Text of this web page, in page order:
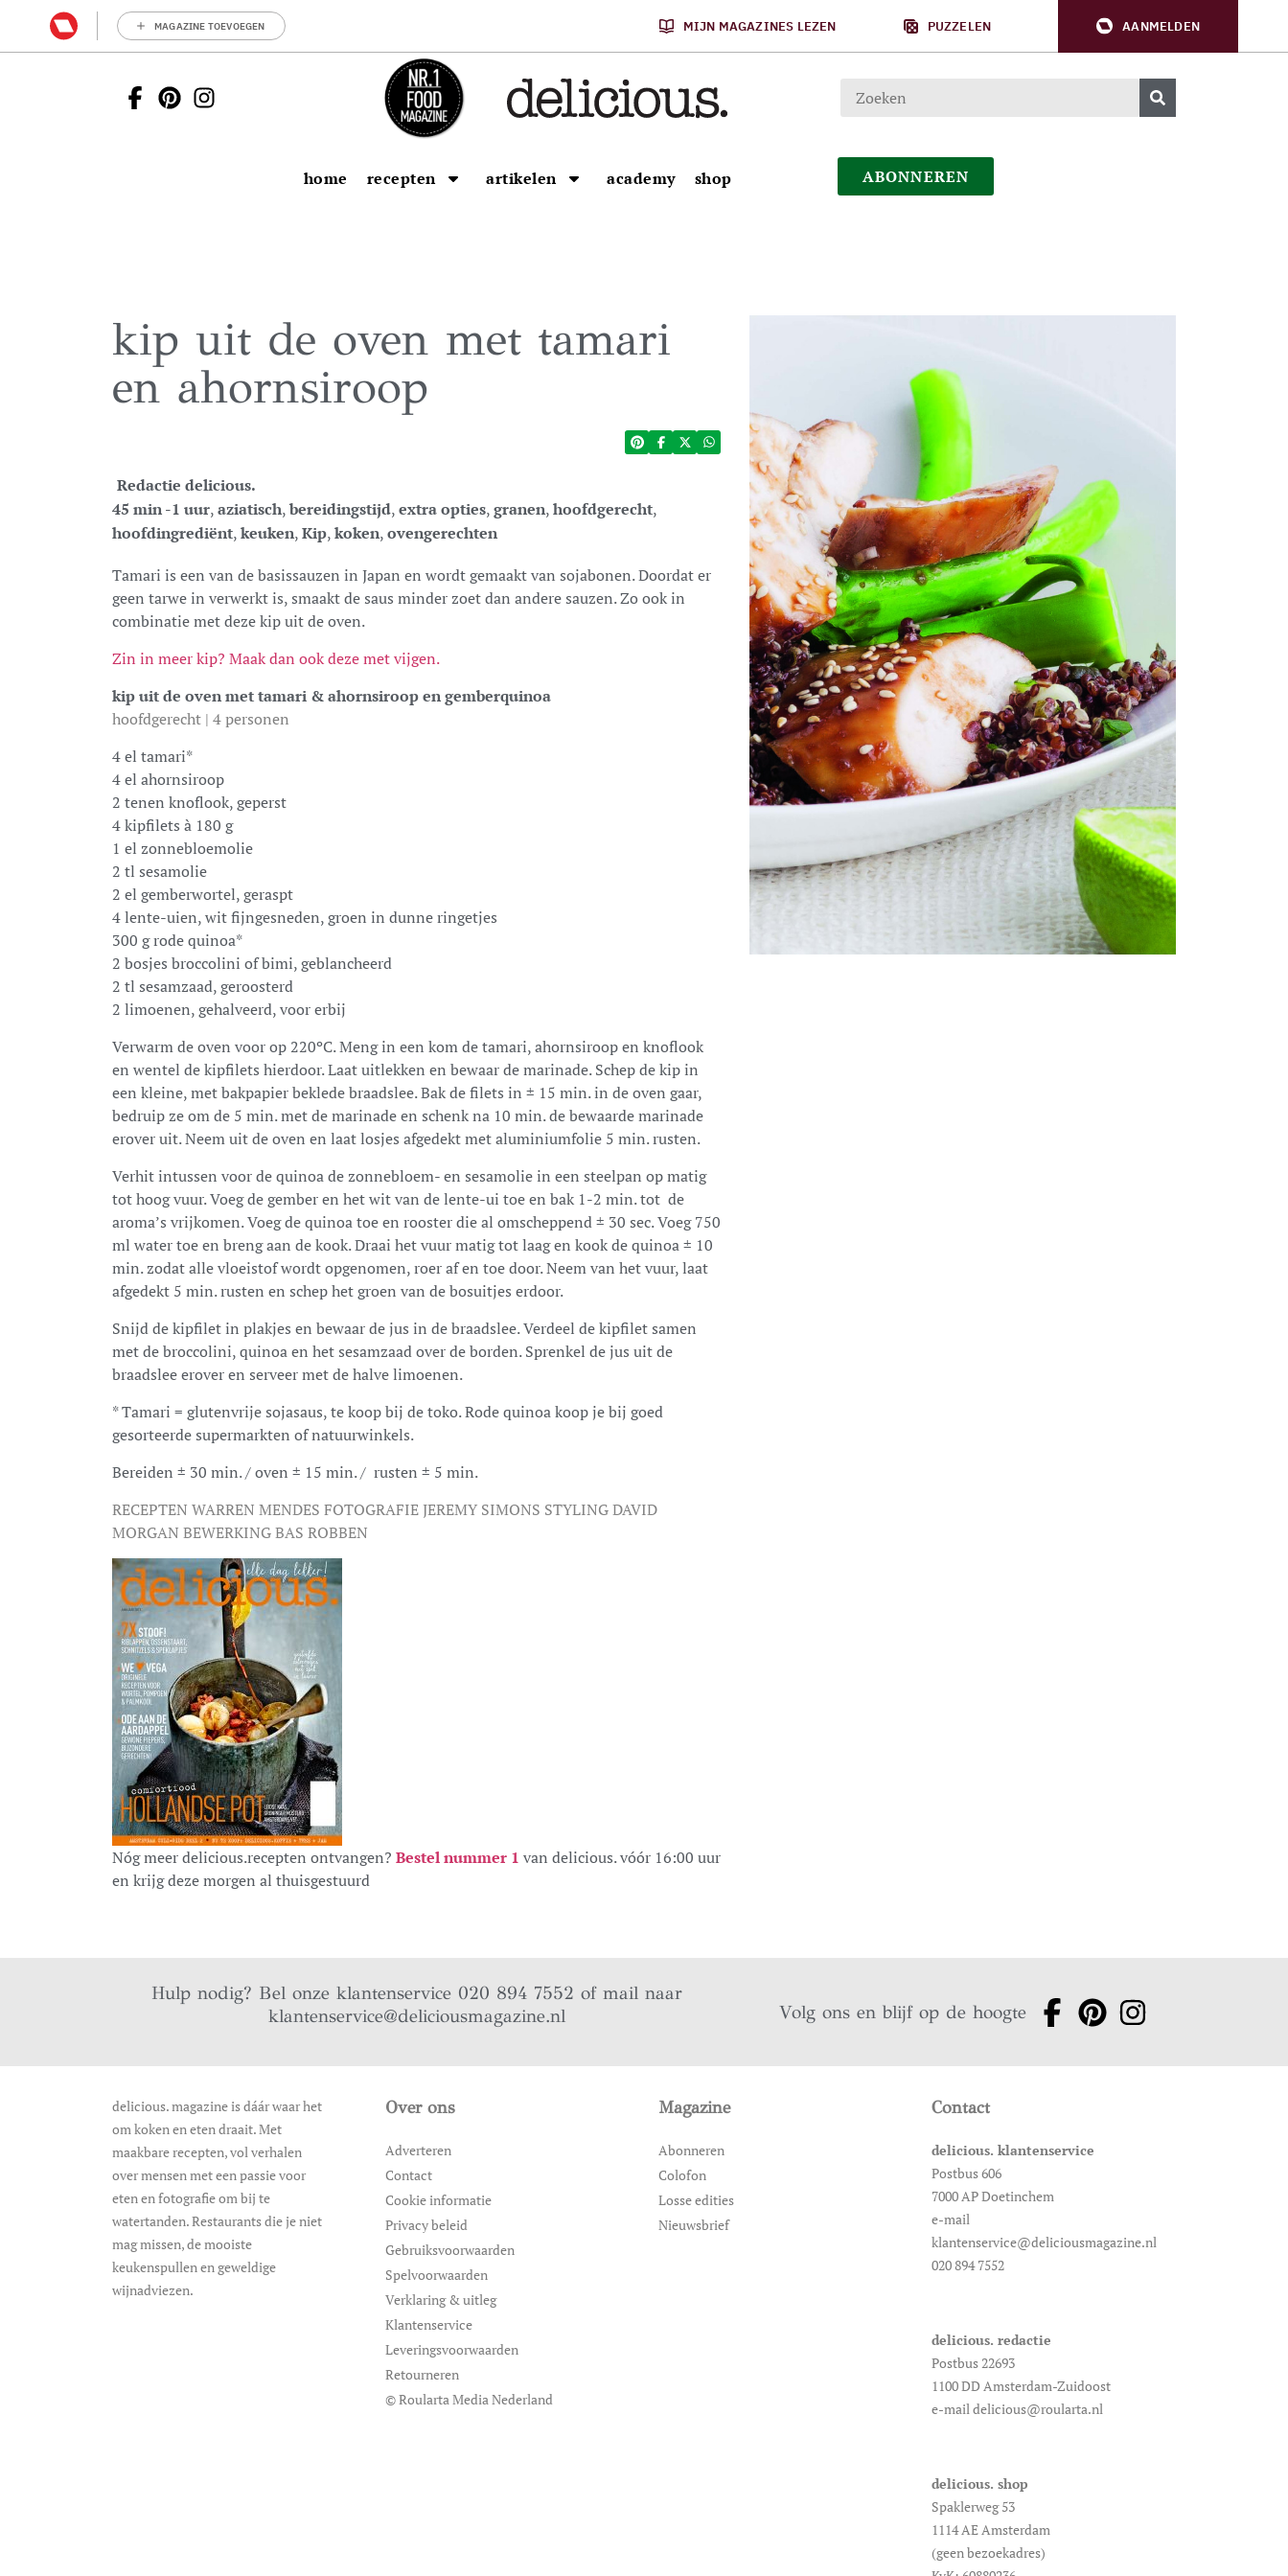
MAGAZINE TOEVOEGEN MIJN MAGAZINES LEZEN PUZZELEN AANMELDEN
home recepten artikelen academy shop ABONNEREN
kip uit de oven met tamari
en ahornsiroop
Redactie delicious.
45 min -1 uur,aziatisch,bereidingstijd,extra opties,granen,hoofdgerecht,
hoofdingrediënt,keuken,Kip,koken,ovengerechten
Tamari is een van de basissauzen in Japan en wordt gemaakt van sojabonen. Doordat er
geen tarwe in verwerkt is, smaakt de saus minder zoet dan andere sauzen. Zo ook in
combinatie met deze kip uit de oven.
Zin in meer kip? Maak dan ook deze met vijgen.
kip uit de oven met tamari & ahornsiroop en gemberquinoa
hoofdgerecht | 4 personen
4 el tamari*
4 el ahornsiroop
2 tenen knoflook, geperst
4 kipfilets à 180 g
1 el zonnebloemolie
2 tl sesamolie
2 el gemberwortel, geraspt
4 lente-uien, wit fijngesneden, groen in dunne ringetjes
300 g rode quinoa*
2 bosjes broccolini of bimi, geblancheerd
2 tl sesamzaad, geroosterd
2 limoenen, gehalveerd, voor erbij
Verwarm de oven voor op 220ºC. Meng in een kom de tamari, ahornsiroop en knoflook
en wentel de kipfilets hierdoor. Laat uitlekken en bewaar de marinade. Schep de kip in
een kleine, met bakpapier beklede braadslee. Bak de filets in ± 15 min. in de oven gaar,
bedruip ze om de 5 min. met de marinade en schenk na 10 min. de bewaarde marinade
erover uit. Neem uit de oven en laat losjes afgedekt met aluminiumfolie 5 min. rusten.
Verhit intussen voor de quinoa de zonnebloem- en sesamolie in een steelpan op matig
tot hoog vuur. Voeg de gember en het wit van de lente-ui toe en bak 1-2 min. tot de
aroma’s vrijkomen. Voeg de quinoa toe en rooster die al omscheppend ± 30 sec. Voeg 750
ml water toe en breng aan de kook. Draai het vuur matig tot laag en kook de quinoa ± 10
min. zodat alle vloeistof wordt opgenomen, roer af en toe door. Neem van het vuur, laat
afgedekt 5 min. rusten en schep het groen van de bosuitjes erdoor.
Snijd de kipfilet in plakjes en bewaar de jus in de braadslee. Verdeel de kipfilet samen
met de broccolini, quinoa en het sesamzaad over de borden. Sprenkel de jus uit de
braadslee erover en serveer met de halve limoenen.
* Tamari = glutenvrije sojasaus, te koop bij de toko. Rode quinoa koop je bij goed
gesorteerde supermarkten of natuurwinkels.
Bereiden ± 30 min. / oven ± 15 min. / rusten ± 5 min.
RECEPTEN WARREN MENDES FOTOGRAFIE JEREMY SIMONS STYLING DAVID
MORGAN BEWERKING BAS ROBBEN
Nóg meer delicious.recepten ontvangen? Bestel nummer 1 van delicious. vóór 16:00 uur
en krijg deze morgen al thuisgestuurd
Hulp nodig? Bel onze klantenservice 020 894 7552 of mail naar
klantenservice@deliciousmagazine.nl
Volg ons en blijf op de hoogte
delicious. magazine is dáár waar het
om koken en eten draait. Met
maakbare recepten, vol verhalen
over mensen met een passie voor
eten en fotografie om bij te
watertanden. Restaurants die je niet
mag missen, de mooiste
keukenspullen en geweldige
wijnadviezen.
Over ons
Adverteren
Contact
Cookie informatie
Privacy beleid
Gebruiksvoorwaarden
Spelvoorwaarden
Verklaring & uitleg
Klantenservice
Leveringsvoorwaarden
Retourneren
© Roularta Media Nederland
Magazine
Abonneren
Colofon
Losse edities
Nieuwsbrief
Contact
delicious. klantenservice
Postbus 606
7000 AP Doetinchem
e-mail
klantenservice@deliciousmagazine.nl
020 894 7552
delicious. redactie
Postbus 22693
1100 DD Amsterdam-Zuidoost
e-mail delicious@roularta.nl
delicious. shop
Spaklerweg 53
1114 AE Amsterdam
(geen bezoekadres)